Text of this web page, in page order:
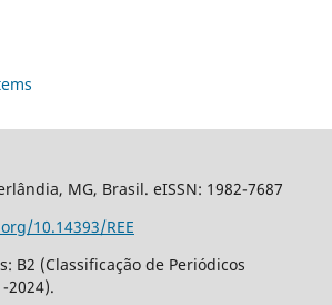
MG, Brasil. eISSN: 1982-7687
10.14393/REE
B2 (Classificação de Periódicos
2024).